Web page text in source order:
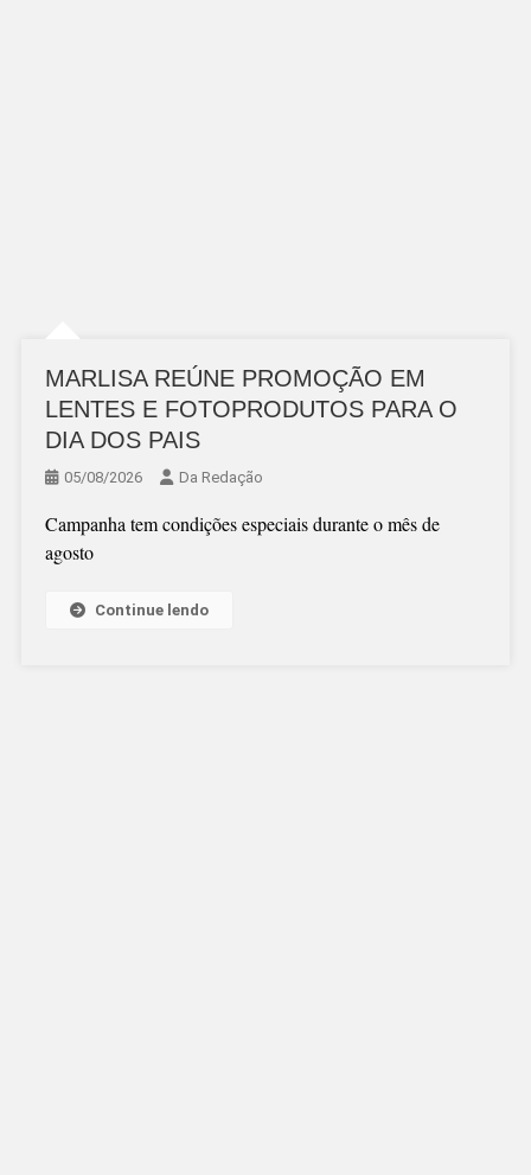
MARLISA REÚNE PROMOÇÃO EM
LENTES E FOTOPRODUTOS PARA O
DIA DOS PAIS
05/08/2026 Da Redação
Campanha tem condições especiais durante o mês de
agosto
Continue lendo